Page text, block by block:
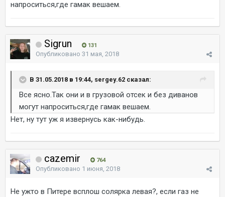
напроситься,где гамак вешаем.
Sigrun 131
Опубликовано 31 мая, 2018
В 31.05.2018 в 19:44, sergey.62 сказал:
Все ясно.Так они и в грузовой отсек и без диванов
могут напроситься,где гамак вешаем.
Нет, ну тут уж я извернусь как-нибудь.
cazemir 764
Опубликовано 1 июня, 2018
Не ужто в Питере всплош солярка левая?, если газ не